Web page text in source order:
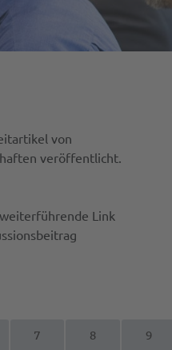
von
veröffentlicht.
Link
7 8 9